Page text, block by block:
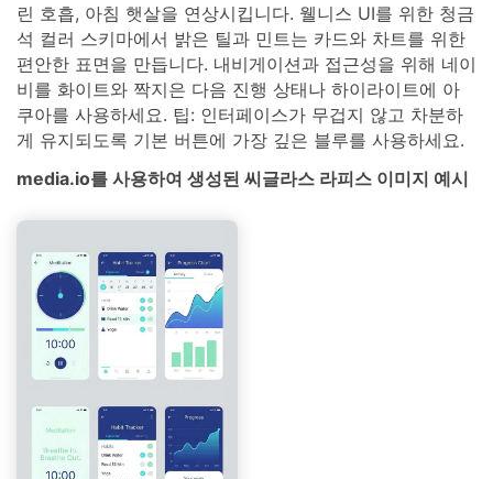
린 호흡, 아침 햇살을 연상시킵니다. 웰니스 UI를 위한 청금
석 컬러 스키마에서 밝은 틸과 민트는 카드와 차트를 위한
편안한 표면을 만듭니다. 내비게이션과 접근성을 위해 네이
비를 화이트와 짝지은 다음 진행 상태나 하이라이트에 아
쿠아를 사용하세요. 팁: 인터페이스가 무겁지 않고 차분하
게 유지되도록 기본 버튼에 가장 깊은 블루를 사용하세요.
media.io를 사용하여 생성된 씨글라스 라피스 이미지 예시